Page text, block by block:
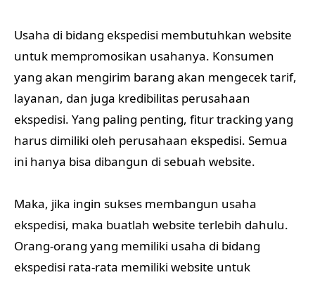
Usaha di bidang ekspedisi membutuhkan website
untuk mempromosikan usahanya. Konsumen
yang akan mengirim barang akan mengecek tarif,
layanan, dan juga kredibilitas perusahaan
ekspedisi. Yang paling penting, fitur tracking yang
harus dimiliki oleh perusahaan ekspedisi. Semua
ini hanya bisa dibangun di sebuah website.
Maka, jika ingin sukses membangun usaha
ekspedisi, maka buatlah website terlebih dahulu.
Orang-orang yang memiliki usaha di bidang
ekspedisi rata-rata memiliki website untuk